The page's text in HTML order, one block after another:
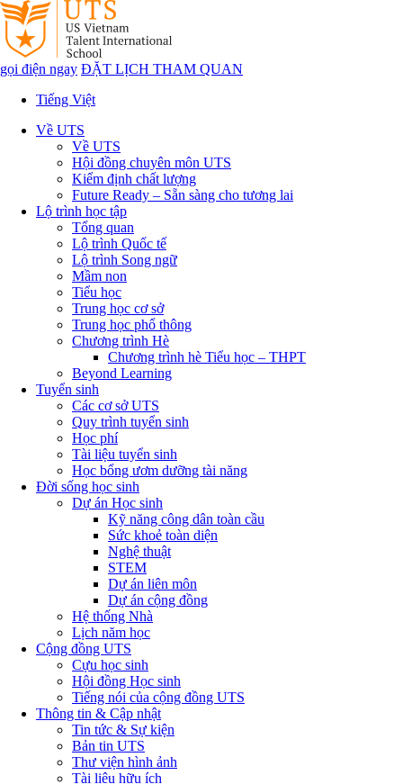
gọi điện ngay ĐẶT LỊCH THAM QUAN
Tiếng Việt
Về UTS
Về UTS
Hội đồng chuyên môn UTS
Kiểm định chất lượng
Future Ready – Sẵn sàng cho tương lai
Lộ trình học tập
Tổng quan
Lộ trình Quốc tế
Lộ trình Song ngữ
Mầm non
Tiểu học
Trung học cơ sở
Trung học phổ thông
Chương trình Hè
Chương trình hè Tiểu học – THPT
Beyond Learning
Tuyển sinh
Các cơ sở UTS
Quy trình tuyển sinh
Học phí
Tài liệu tuyển sinh
Học bổng ươm dưỡng tài năng
Đời sống học sinh
Dự án Học sinh
Kỹ năng công dân toàn cầu
Sức khoẻ toàn diện
Nghệ thuật
STEM
Dự án liên môn
Dự án cộng đồng
Hệ thống Nhà
Lịch năm học
Cộng đồng UTS
Cựu học sinh
Hội đồng Học sinh
Tiếng nói của cộng đồng UTS
Thông tin & Cập nhật
Tin tức & Sự kiện
Bản tin UTS
Thư viện hình ảnh
Tài liệu hữu ích